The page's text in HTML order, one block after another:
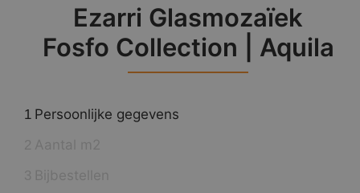
Ezarri Glasmozaïek
Fosfo Collection | Aquila
1 Persoonlijke gegevens